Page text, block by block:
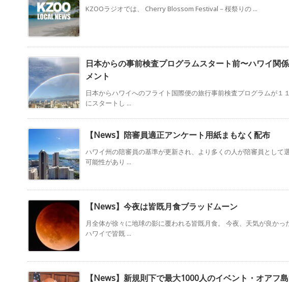
KZOOラジオでは、 Cherry Blossom Festival－桜祭りの ...
日本からの事前検査プログラムスタート前〜ハワイ関
メント
日本からハワイへのフライト国際便の旅行事前検査プログラムが１
にスタートし ...
【News】陪審員適正アンケート用紙まもなく配布
ハワイ州の陪審員の基準が更新され、より多くの人が陪審員として
可能性があり ...
【News】今夜は皆既月食ブラッドムーン
月全体が徐々に地球の影に覆われる皆既月食。 今夜、天気が良かっ
ハワイで皆既 ...
【News】新規則下で最大1000人のイベント・オアフ